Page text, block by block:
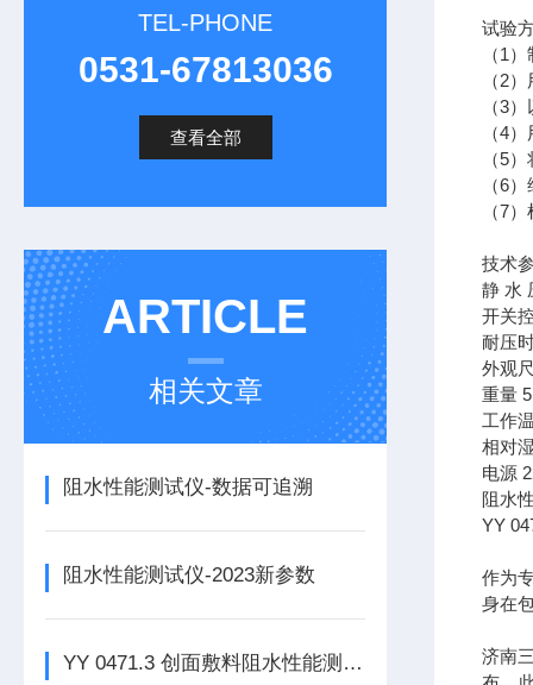
TEL-PHONE
0531-67813036
查看全部
ARTICLE
相关文章
阻水性能测试仪-数据可追溯
阻水性能测试仪-2023新参数
YY 0471.3 创面敷料阻水性能测试仪的试验方法
试验
（1
（2
（3
（4
（5
（6
（7
技术
静 水
开关
耐压
外观
重量
工作
相对
电源
阻水
YY
作为
身在
济南